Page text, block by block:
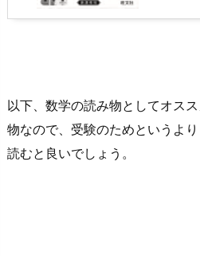
以下、数学の読み物としてオス
物なので、受験のためというよ
読むと良いでしょう。